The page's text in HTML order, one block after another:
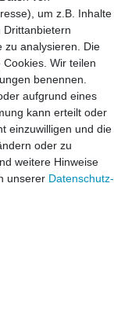
um z.B. Inhalte
Drittanbietern
zu analysieren. Die
Wir teilen
benennen.
aufgrund eines
kann erteilt oder
einzuwilligen und die
oder zu
weitere Hinweise
unserer Daten­schutz­